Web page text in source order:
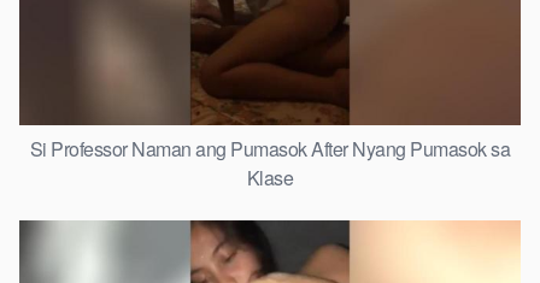
Si Professor Naman ang Pumasok After Nyang Pumasok sa
Klase